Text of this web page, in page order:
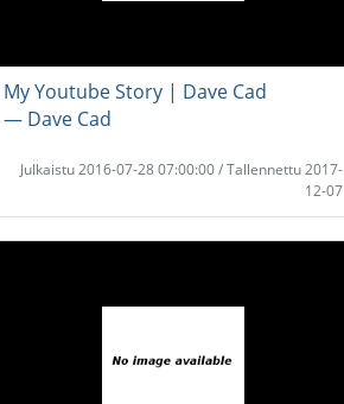
My Youtube Story | Dave Cad
― Dave Cad
Julkaistu 2016-07-28 07:00:00 / Tallennettu 2017-
12-07